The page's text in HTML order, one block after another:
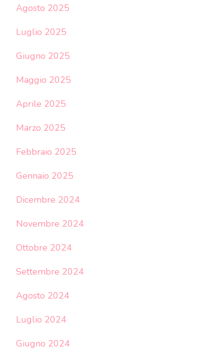
Agosto 2025
Luglio 2025
Giugno 2025
Maggio 2025
Aprile 2025
Marzo 2025
Febbraio 2025
Gennaio 2025
Dicembre 2024
Novembre 2024
Ottobre 2024
Settembre 2024
Agosto 2024
Luglio 2024
Giugno 2024